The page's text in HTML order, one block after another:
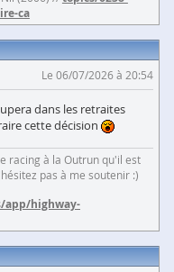
ca
Le 06/07/2026 à 20:54
dans les retraites
cette décision
racing à la Outrun qu'il est
pas à me soutenir :)
app/highway-